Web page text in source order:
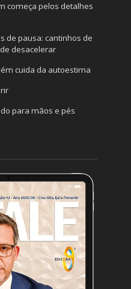
começa pelos detalhes
de pausa: cantinhos de
desacelerar
cuida da autoestima
para mãos e pés